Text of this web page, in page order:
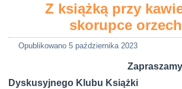
Z książką przy
skorupce
Opublikowano 5 października 2023
Dyskusyjnego Klubu Książki